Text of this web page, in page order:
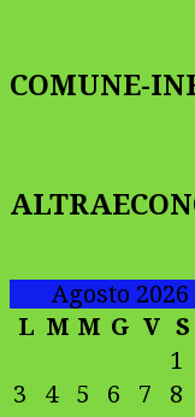
COMUNE-
Agosto 2026
L M M G V S
1
3
4 5 6 7 8